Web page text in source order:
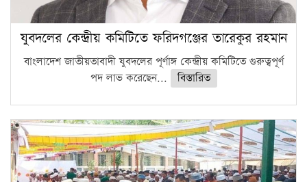
যুবদলের কেন্দ্রীয় কমিটিতে ফরিদগঞ্জের তারেকুর রহমান
বাংলাদেশ জাতীয়তাবাদী যুবদলের পূর্ণাঙ্গ কেন্দ্রীয় কমিটিতে গুরুত্বপূর্ণ
পদ লাভ করেছেন...
বিস্তারিত